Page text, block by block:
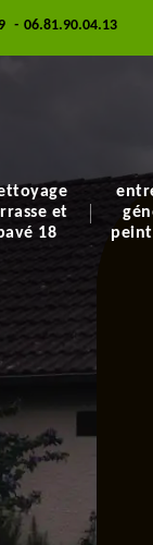
- 06.81.90.04.13
et
18